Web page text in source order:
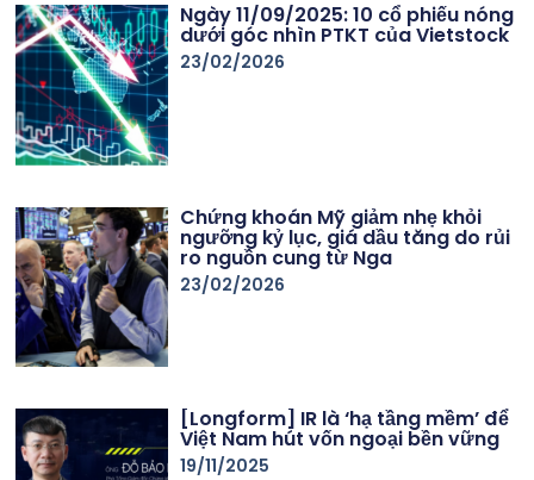
Ngày 11/09/2025: 10 cổ phiếu nóng
dưới góc nhìn PTKT của Vietstock
23/02/2026
Chứng khoán Mỹ giảm nhẹ khỏi
ngưỡng kỷ lục, giá dầu tăng do rủi
ro nguồn cung từ Nga
23/02/2026
[Longform] IR là ‘hạ tầng mềm’ để
Việt Nam hút vốn ngoại bền vững
19/11/2025